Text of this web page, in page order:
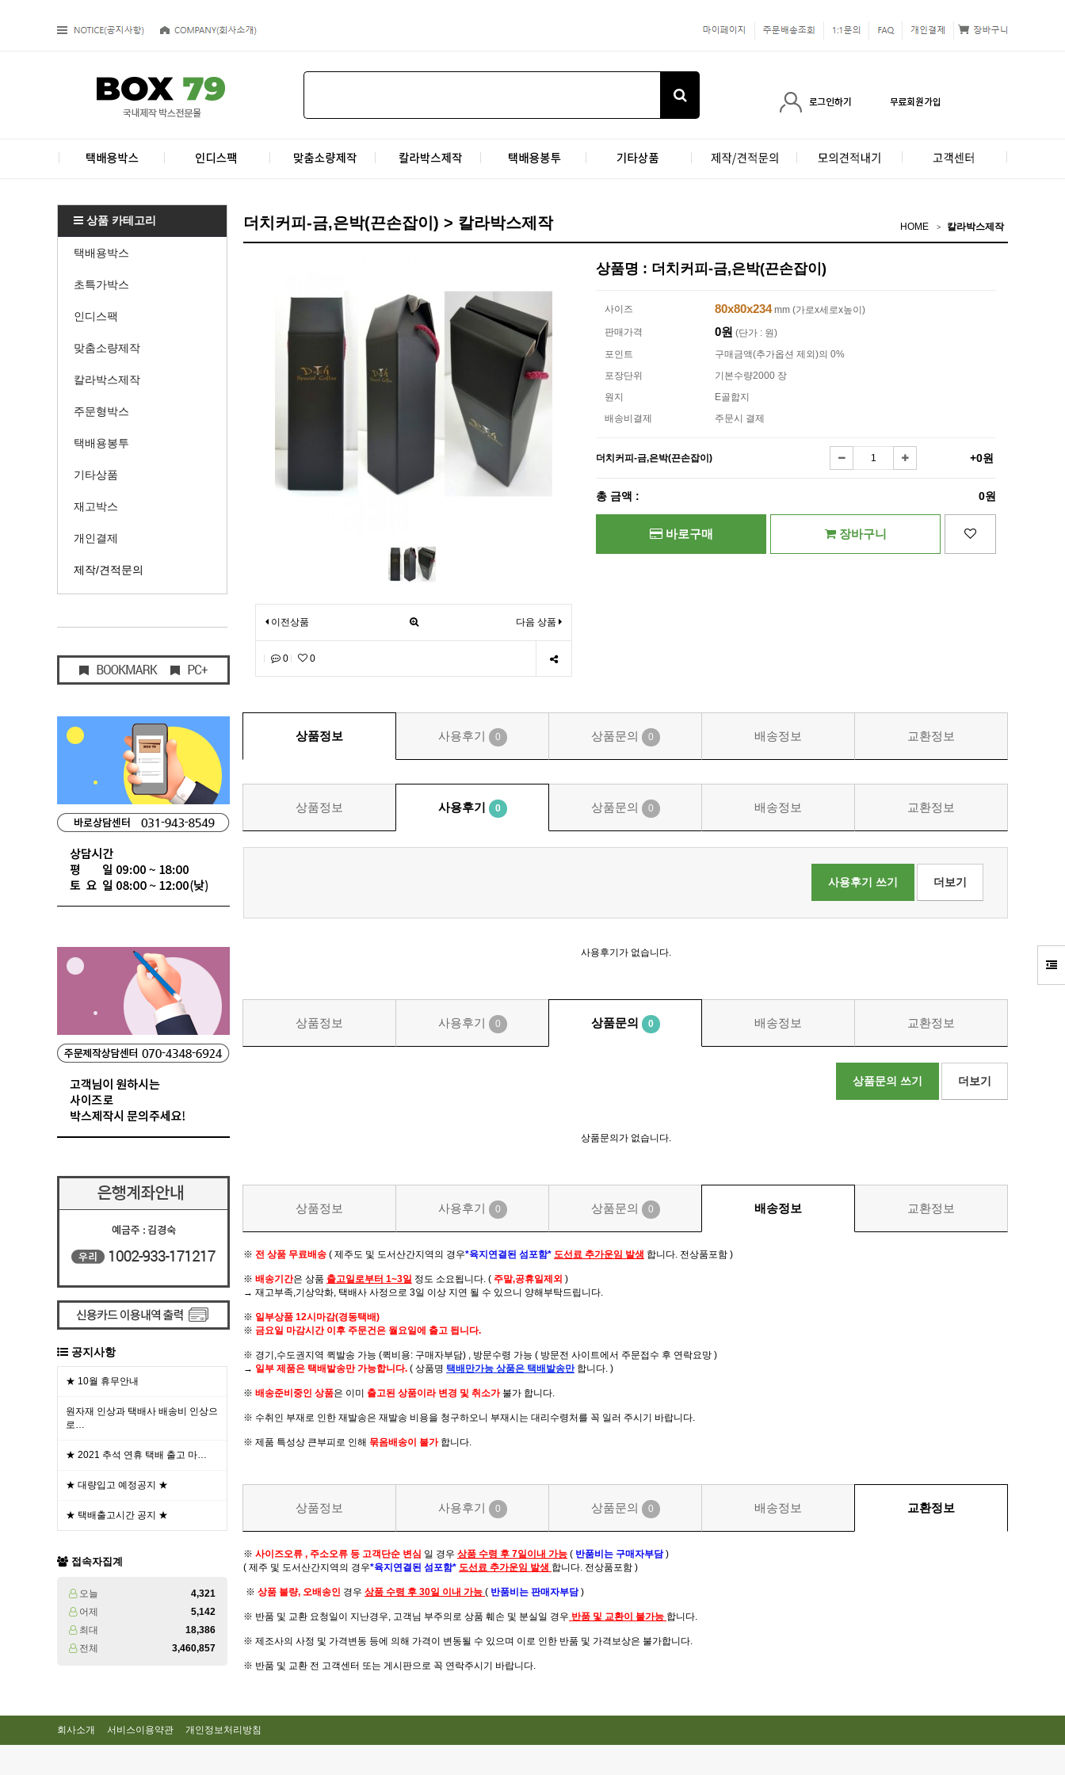
상품 카테고리
택배용박스
초특가박스
인디스팩
맞춤소량제작
칼라박스제작
주문형박스
택배용봉투
기타상품
재고박스
개인결제
제작/견적문의
공지사항
★ 10월 휴무안내
원자재 인상과 택배사 배송비 인상으
로…
★ 2021 추석 연휴 택배 출고 마…
★ 대량입고 예정공지 ★
★ 택배출고시간 공지 ★
접속자집계
오늘
4,321
어제
5,142
최대
18,386
전체
3,460,857
더치커피-금,은박(끈손잡이) > 칼라박스제작 HOME 칼라박스제작
이전상품 다음 상품
0 0
상품명 : 더치커피-금,은박(끈손잡이)
사이즈 80x80x234mm (가로x세로x높이)
판매가격
0원 (단가 : 원)
포인트
구매금액(추가옵션 제외)의 0%
포장단위
기본수량2000 장
원지
E골합지
배송비결제
주문시 결제
더치커피-금,은박(끈손잡이) +0원
총 금액 : 0원
바로구매 장바구니
상품정보 사용후기 0 상품문의 0 배송정보 교환정보
상품정보 사용후기 0 상품문의 0 배송정보 교환정보
사용후기 쓰기 더보기
사용후기가 없습니다.
상품정보 사용후기 0 상품문의 0 배송정보 교환정보
상품문의 쓰기 더보기
상품문의가 없습니다.
상품정보 사용후기 0 상품문의 0 배송정보 교환정보
※ 전 상품 무료배송 ( 제주도 및 도서산간지역의 경우*육지연결된 섬포함* 도선료 추가운임 발생 합니다. 전상품포함 )
※ 배송기간은 상품 출고일로부터 1~3일 정도 소요됩니다. ( 주말,공휴일제외 )
→ 재고부족,기상악화, 택배사 사정으로 3일 이상 지연 될 수 있으니 양해부탁드립니다.
※ 일부상품 12시마감(경동택배)
※ 금요일 마감시간 이후 주문건은 월요일에 출고 됩니다.
※ 경기,수도권지역 퀵발송 가능 (퀵비용: 구매자부담) , 방문수령 가능 ( 방문전 사이트에서 주문접수 후 연락요망 )
→ 일부 제품은 택배발송만 가능합니다. ( 상품명 택배만가능 상품은 택배발송만 합니다. )
※ 배송준비중인 상품은 이미 출고된 상품이라 변경 및 취소가 불가 합니다.
※ 수취인 부재로 인한 재발송은 재발송 비용을 청구하오니 부재시는 대리수령처를 꼭 일러 주시기 바랍니다.
※ 제품 특성상 큰부피로 인해 묶음배송이 불가 합니다.
상품정보 사용후기 0 상품문의 0 배송정보 교환정보
※ 사이즈오류 , 주소오류 등 고객단순 변심 일 경우 상품 수령 후 7일이내 가능 ( 반품비는 구매자부담 )
( 제주 및 도서산간지역의 경우*육지연결된 섬포함* 도선료 추가운임 발생 합니다. 전상품포함 )
※ 상품 불량, 오배송인 경우 상품 수령 후 30일 이내 가능 ( 반품비는 판매자부담)
※ 반품 및 교환 요청일이 지난경우, 고객님 부주의로 상품 훼손 및 분실일 경우 반품 및 교환이 불가능 합니다.
※ 제조사의 사정 및 가격변동 등에 의해 가격이 변동될 수 있으며 이로 인한 반품 및 가격보상은 불가합니다.
※ 반품 및 교환 전 고객센터 또는 게시판으로 꼭 연락주시기 바랍니다.
회사소개 서비스이용약관 개인정보처리방침